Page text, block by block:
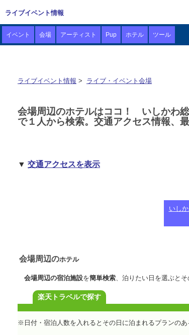
ライブイベント情報
イベント 会場 アーティスト Pup ホテル ツール
ライブイベント情報 > ライブ・イベント会場
会場周辺のホテルはココ！ いしかわ
で１人から検索。交通アクセス情報、最
▼ 交通アクセスを表示
いし
会場周辺のホテル
会場周辺の宿泊施設を簡単検索、泊りたい日を選ぶと
楽天トラベルで探す
※日付・宿泊人数を入れるとその日に泊まれるプランのあ